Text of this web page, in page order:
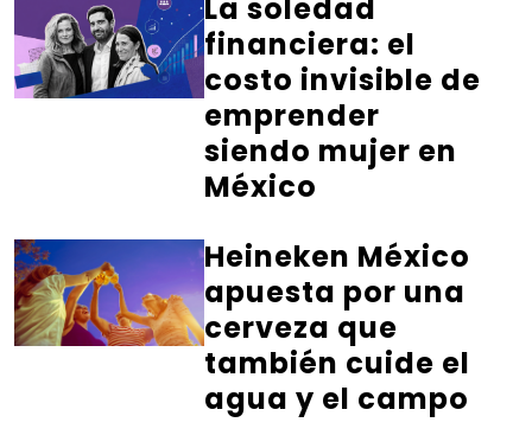
La soledad
financiera: el
costo invisible de
emprender
siendo mujer en
México
Heineken México
apuesta por una
cerveza que
también cuide el
agua y el campo